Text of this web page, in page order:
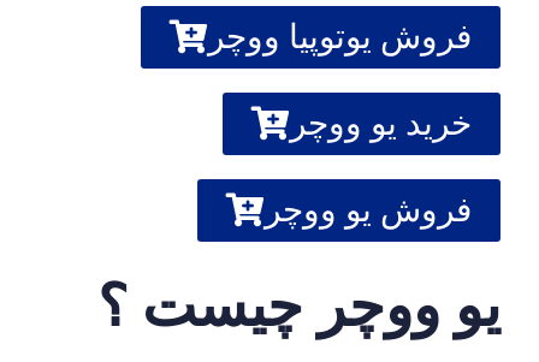
فروش یوتوپیا ووچر
خرید یو ووچر
فروش یو ووچر
یو ووچر چیست ؟